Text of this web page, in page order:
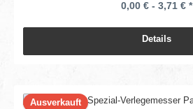
0,00 € - 3,71 € *
Details
Ausverkauft